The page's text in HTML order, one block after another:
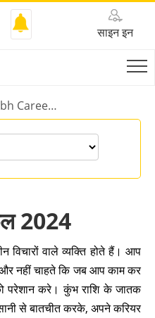
साइन इन
Kumbh Career Rashifal 2024
2024
विचारों वाले व्यक्ति होते हैं। आप
नहीं चाहते कि जब आप काम कर
परेशान करे। कुंभ राशि के जातक
से बातचीत करके, अपने करियर